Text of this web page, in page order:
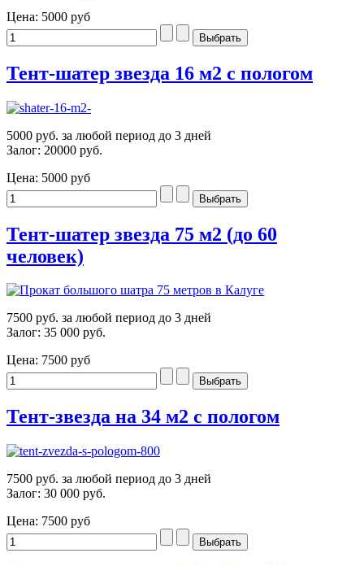
Цена: 5000 руб
Тент-шатер звезда 16 м2 с пологом
5000 руб. за любой период до 3 дней
Залог: 20000 руб.
Цена: 5000 руб
Тент-шатер звезда 75 м2 (до 60
человек)
7500 руб. за любой период до 3 дней
Залог: 35 000 руб.
Цена: 7500 руб
Тент-звезда на 34 м2 с пологом
7500 руб. за любой период до 3 дней
Залог: 30 000 руб.
Цена: 7500 руб